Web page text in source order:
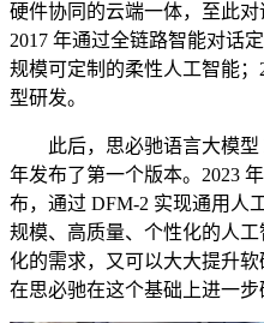
硬件协同的云端一体，至此对
2017 年通过全链路智能对话
规模可定制的柔性人工智能
型研发。
此后，思必驰语言大模型
年发布了第一个版本。2023
布，通过 DFM-2 实现通用人
规模、高质量、个性化的人
化的需求，又可以大大提升
在思必驰在这个基础上进一步